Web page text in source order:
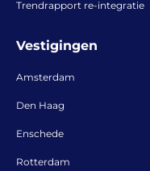
Trendrapport re-integratie
Vestigingen
Amsterdam
Den Haag
Enschede
Rotterdam